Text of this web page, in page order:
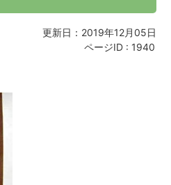
更新日：2019年12月05日
ページID : 1940